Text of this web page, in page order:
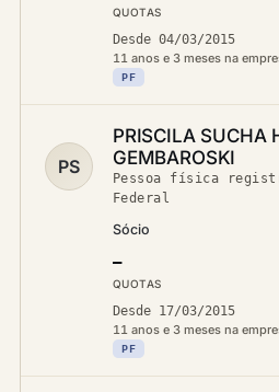
QUOTAS
Desde 04/03/2015
11 anos e 3 meses na
PF
PS
PRISCILA SUCHA
GEMBAROSKI
Pessoa física
Federal
Sócio
—
QUOTAS
Desde 17/03/2015
11 anos e 3 meses na
PF